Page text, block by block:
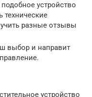
устройство
разные отзывы
выбор и направит
устройство